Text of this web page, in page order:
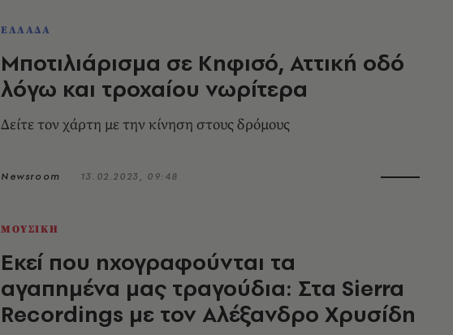
ΕΛΛΑΔΑ
Μποτιλιάρισμα σε Κηφισό, Αττική οδό
λόγω και τροχαίου νωρίτερα
Δείτε τον χάρτη με την κίνηση στους δρόμους
Newsroom 13.02.2023, 09:48
ΜΟΥΣΙΚΗ
Εκεί που ηχογραφούνται τα
αγαπημένα μας τραγούδια: Στα Sierra
Recordings με τον Αλέξανδρο Χρυσίδη